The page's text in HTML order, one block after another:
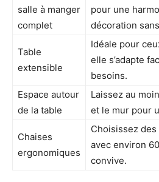
salle à manger
complet
pour une
décoration
Table
extensible
Idéale pour
elle s’adapte
besoins.
Espace autour
de la table
Laissez au
et le mur pour
Chaises
ergonomiques
Choisissez
avec environ
convive.